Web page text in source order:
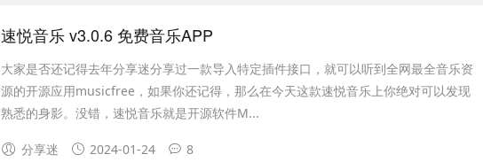
速悦音乐 v3.0.6 免费音乐APP
大家是否还记得去年分享迷分享过一款导入特定插件接口，就可以听到全网最全音乐资
源的开源应用musicfree，如果你还记得，那么在今天这款速悦音乐上你绝对可以发现
熟悉的身影。没错，速悦音乐就是开源软件M...
分享迷 2024-01-24 8